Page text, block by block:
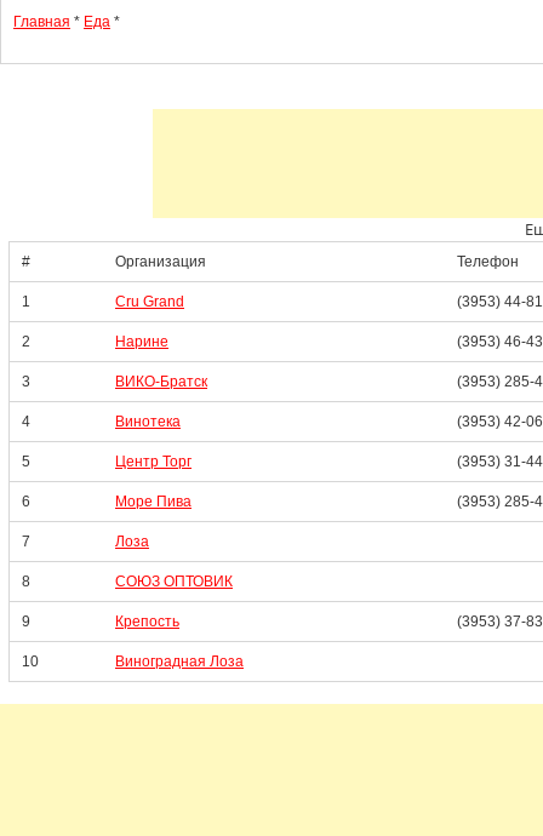
Главная * Еда *
# Организация Телефон
1 Cru Grand (3953) 44-
2 Нарине (3953) 46-
3 ВИКО-Братск (3953) 285-
4 Винотека (3953) 42-
5 Центр Торг (3953) 31-
6 Море Пива (3953) 285-
7 Лоза
8 СОЮЗ ОПТОВИК
9 Крепость (3953) 37-
10 Виноградная Лоза